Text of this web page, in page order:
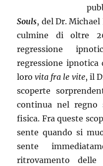
Souls, del Dr.
culmine di oltre
regressione
regressione
lorovita fra le vite, il
scoperte
continua nel regno
fisica. Fra queste
sente quando si
sente
ritrovamento